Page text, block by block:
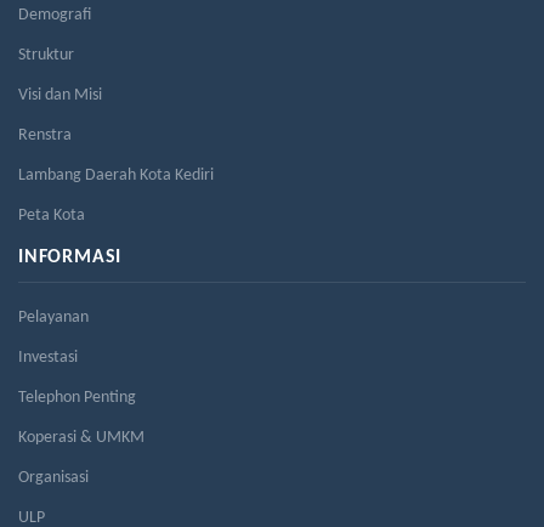
Demografi
Struktur
Visi dan Misi
Renstra
Lambang Daerah Kota Kediri
Peta Kota
INFORMASI
Pelayanan
Investasi
Telephon Penting
Koperasi & UMKM
Organisasi
ULP